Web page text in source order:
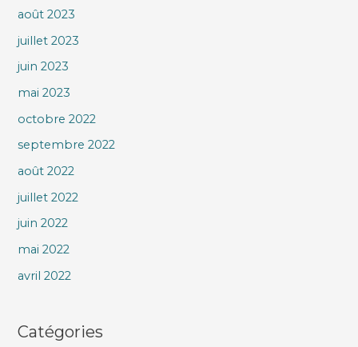
août 2023
juillet 2023
juin 2023
mai 2023
octobre 2022
septembre 2022
août 2022
juillet 2022
juin 2022
mai 2022
avril 2022
Catégories